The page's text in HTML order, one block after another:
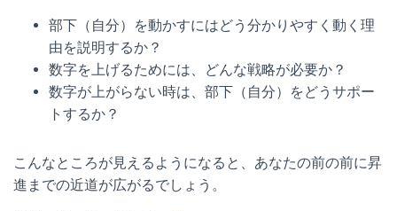
部下（自分）を動かすにはどう分かりやすく動く理
由を説明するか？
数字を上げるためには、どんな戦略が必要か？
数字が上がらない時は、部下（自分）をどうサポー
トするか？
こんなところが見えるようになると、あなたの前の前に昇
進までの近道が広がるでしょう。